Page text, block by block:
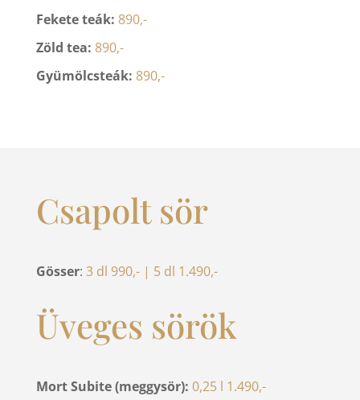
Fekete teák: 890,-
Zöld tea: 890,-
Gyümölcsteák: 890,-
Csapolt sör
Gösser: 3 dl 990,- | 5 dl 1.490,-
Üveges sörök
Mort Subite (meggysör): 0,25 l 1.490,-